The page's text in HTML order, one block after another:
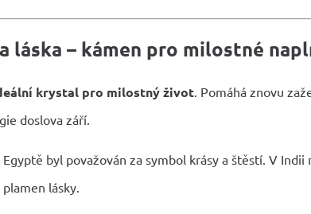
láska – kámen pro milostné
krystal pro milostný život. Pomáhá znovu
doslova září.
byl považován za symbol krásy a štěstí. V Indii
lásky.